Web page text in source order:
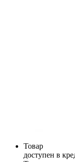
Товар
доступен в